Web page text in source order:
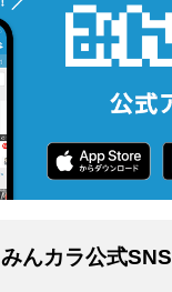
みんカラ公式SNS